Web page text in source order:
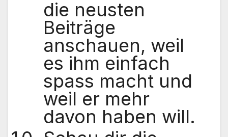
die neusten
Beiträge
anschauen, weil
es ihm einfach
spass macht und
weil er mehr
davon haben will.